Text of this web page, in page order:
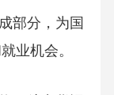
部分，为国
业机会。